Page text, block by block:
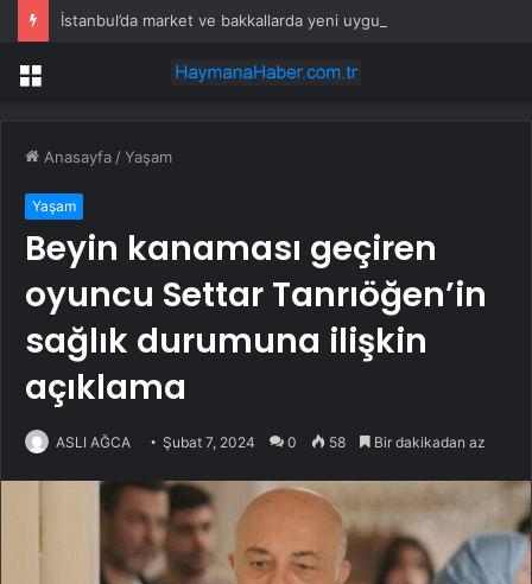
Menü
Anasayfa /Yaşam
Yaşam
Beyin kanaması geçiren
oyuncu Settar Tanrıöğen’in
sağlık durumuna ilişkin
açıklama
ASLI AĞCA Şubat 7, 2024 0 58 Bir dakikadan az